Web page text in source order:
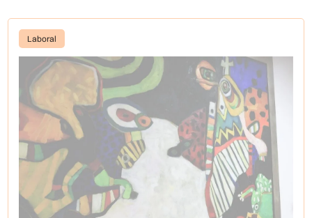
Laboral